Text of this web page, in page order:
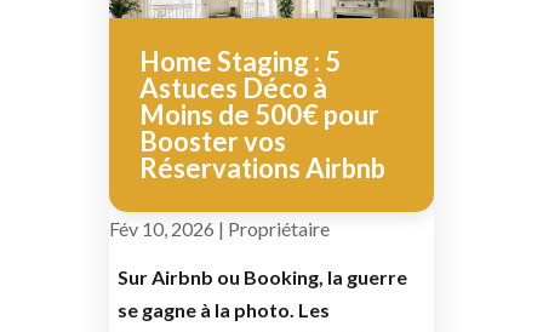
Home Staging : 5
Astuces Déco à
Moins de 500€ pour
Booster vos
Réservations Airbnb
Fév 10, 2026 | Propriétaire
Sur Airbnb ou Booking, la guerre
se gagne à la photo. Les